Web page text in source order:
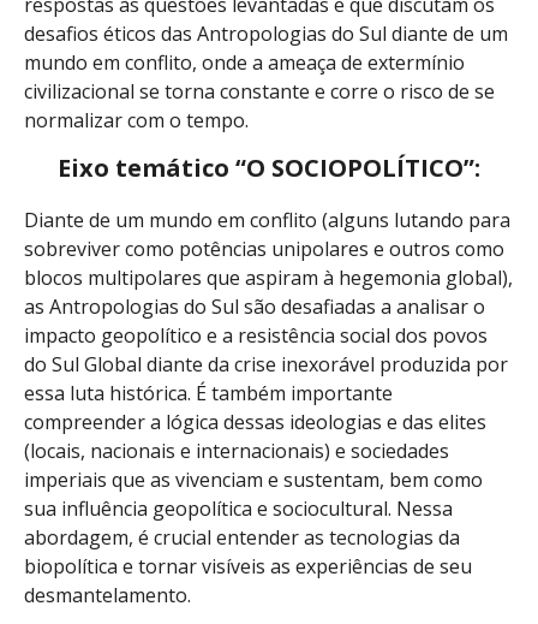
desafios éticos das Antropologias do Sul diante de um
mundo em conflito, onde a ameaça de extermínio
civilizacional se torna constante e corre o risco de se
normalizar com o tempo.
Eixo temático “O SOCIOPOLÍTICO”:
Diante de um mundo em conflito (alguns lutando para
sobreviver como potências unipolares e outros como
blocos multipolares que aspiram à hegemonia global),
as Antropologias do Sul são desafiadas a analisar o
impacto geopolítico e a resistência social dos povos
do Sul Global diante da crise inexorável produzida por
essa luta histórica. É também importante
compreender a lógica dessas ideologias e das elites
(locais, nacionais e internacionais) e sociedades
imperiais que as vivenciam e sustentam, bem como
sua influência geopolítica e sociocultural. Nessa
abordagem, é crucial entender as tecnologias da
biopolítica e tornar visíveis as experiências de seu
desmantelamento.